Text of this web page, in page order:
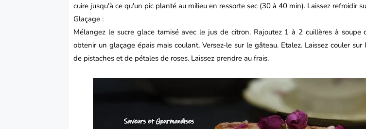
cuire jusqu'à ce qu'un pic planté au milieu en ressorte sec (30 à 40 min). Laissez refroidir
Glaçage :
Mélangez le sucre glace tamisé avec le jus de citron. Rajoutez 1 à 2 cuillères à soupe
obtenir un glaçage épais mais coulant. Versez-le sur le gâteau. Etalez. Laissez couler sur
de pistaches et de pétales de roses. Laissez prendre au frais.